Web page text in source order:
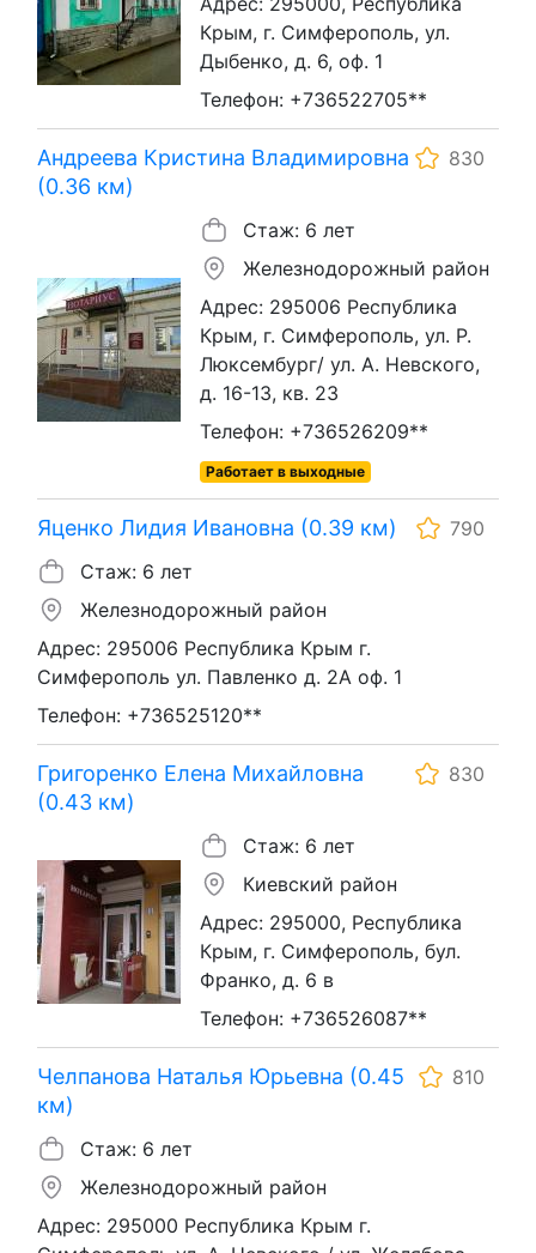
Крым, г. Симферополь, ул.
Дыбенко, д. 6, оф. 1
Телефон: +736522705**
Андреева Кристина Владимировна
(0.36 км)
830
Стаж: 6 лет
Железнодорожный район
Адрес: 295006 Республика
Крым, г. Симферополь, ул. Р.
Люксембург/ ул. А. Невского,
д. 16-13, кв. 23
Телефон: +736526209**
Работает в выходные
Яценко Лидия Ивановна (0.39 км)
790
Стаж: 6 лет
Железнодорожный район
Адрес: 295006 Республика Крым г.
Симферополь ул. Павленко д. 2А оф. 1
Телефон: +736525120**
Григоренко Елена Михайловна
(0.43 км)
830
Стаж: 6 лет
Киевский район
Адрес: 295000, Республика
Крым, г. Симферополь, бул.
Франко, д. 6 в
Телефон: +736526087**
Челпанова Наталья Юрьевна (0.45
км)
810
Стаж: 6 лет
Железнодорожный район
Адрес: 295000 Республика Крым г.